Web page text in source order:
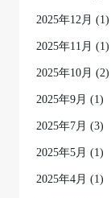
2025年12月 (1)
2025年11月 (1)
2025年10月 (2)
2025年9月 (1)
2025年7月 (3)
2025年5月 (1)
2025年4月 (1)